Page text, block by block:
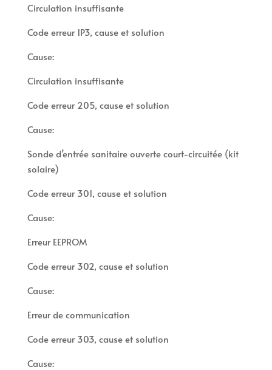
Circulation insuffisante
Code erreur 1P3, cause et solution
Cause:
Circulation insuffisante
Code erreur 205, cause et solution
Cause:
Sonde d’entrée sanitaire ouverte court-circuitée (kit
solaire)
Code erreur 301, cause et solution
Cause:
Erreur EEPROM
Code erreur 302, cause et solution
Cause:
Erreur de communication
Code erreur 303, cause et solution
Cause: